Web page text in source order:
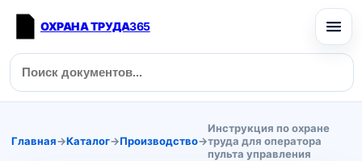
ОХРАНА ТРУДА365
Главная→Каталог→Производство→
Инструкция по охране
труда для оператора
пульта управления